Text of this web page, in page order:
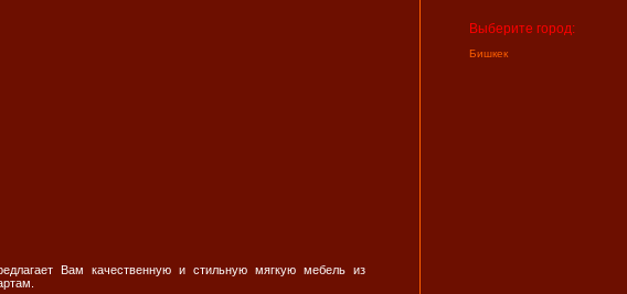
Вам качественную и стильную мягкую мебель из
Выберите город:
Бишкек